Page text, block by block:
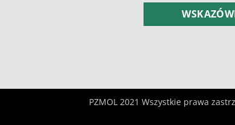
PZMOL 2021 Wszystkie prawa